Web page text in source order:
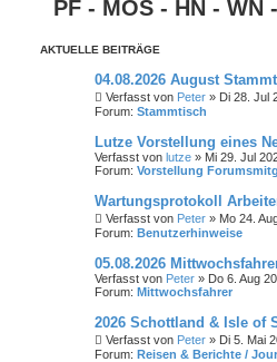
PF - MOS - HN - WN
AKTUELLE BEITRÄGE
04.08.2026 August
Verfasst von Peter » Di 28. Jul
Forum: Stammtisch
Lutze Vorstellung eines
Verfasst von lutze » Mi 29. Jul
Forum: Vorstellung
Wartungsprotokoll
Verfasst von Peter » Mo 24.
Forum: Benutzerhinweise
05.08.2026
Verfasst von Peter » Do 6. Aug
Forum: Mittwochsfahrer
2026 Schottland & Isle of
Verfasst von Peter » Di 5. Mai
Forum: Reisen & Berichte /